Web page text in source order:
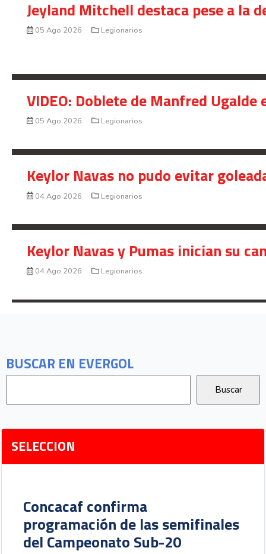
BUSCAR EN EVERGOL
SELECCION
Concacaf confirma
programación de las semifinales
del Campeonato Sub-20
Jeyland Mitchell destaca pese a la
05 Ago 2026 Legionarios
VIDEO: Doblete de Manfred
05 Ago 2026 Legionarios
Keylor Navas no pudo evitar
04 Ago 2026 Legionarios
Keylor Navas y Pumas inician su
04 Ago 2026 Legionarios